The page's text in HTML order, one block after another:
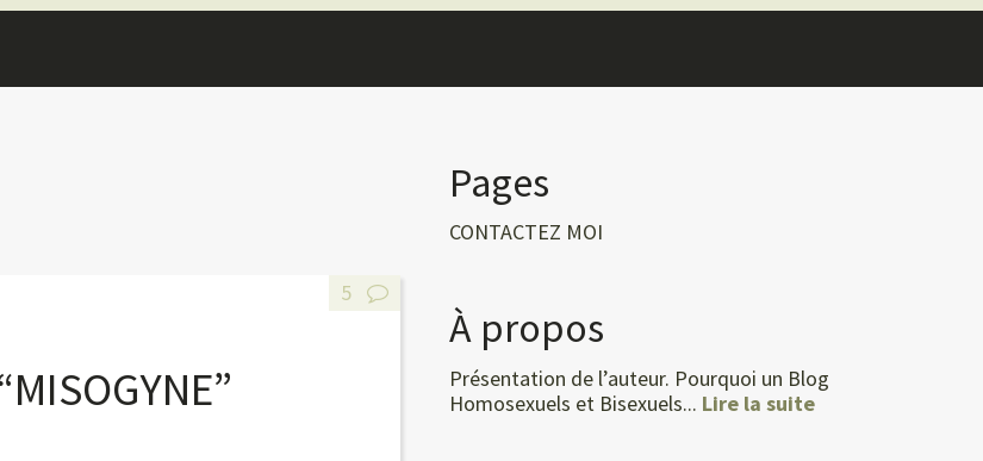
5
Pages
CONTACTEZ MOI
À propos
Présentation de l’auteur. Pourquoi un Blog
Homosexuels et Bisexuels... Lire la suite